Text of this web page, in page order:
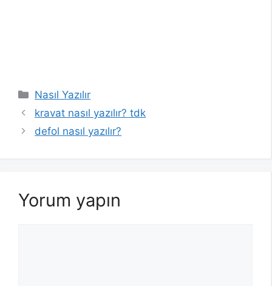
Kategoriler
Nasıl Yazılır
kravat nasıl yazılır? tdk
defol nasıl yazılır?
Yorum yapın